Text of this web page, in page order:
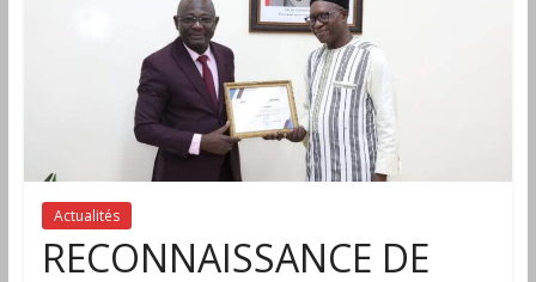
Actualités
RECONNAISSANCE DE